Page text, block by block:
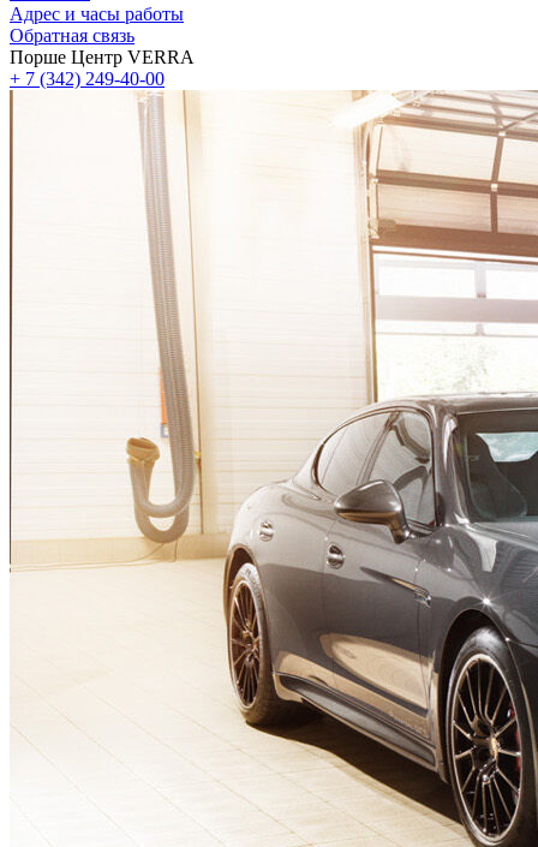
Адрес и часы работы
Обратная связь
Порше Центр VERRA
+ 7 (342) 249-40-00